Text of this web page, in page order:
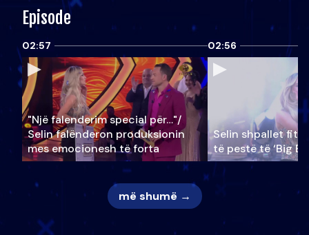
Episode
02:57
"Një falenderim special për…"/
Selin falënderon produksionin
mes emocionesh të forta
02:56
Selin shpallet
të pestë të ‘Big
më shumë →